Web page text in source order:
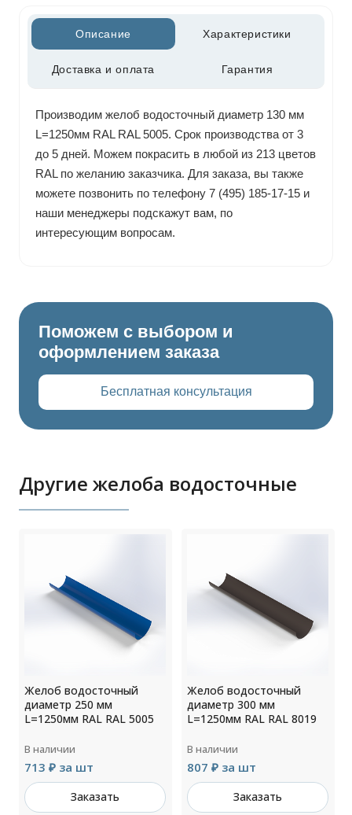
Описание Характеристики
Доставка и оплата Гарантия
Производим желоб водосточный диаметр 130 мм
L=1250мм RAL RAL 5005. Срок производства от 3
до 5 дней. Можем покрасить в любой из 213 цветов
RAL по желанию заказчика. Для заказа, вы также
можете позвонить по телефону 7 (495) 185-17-15 и
наши менеджеры подскажут вам, по
интересующим вопросам.
Поможем с выбором и
оформлением заказа
Бесплатная консультация
Другие желоба водосточные
Желоб водосточный
диаметр 250 мм
L=1250мм RAL RAL 5005
В наличии
713 ₽ за шт
Заказать
Желоб водосточный
диаметр 300 мм
L=1250мм RAL RAL 8019
В наличии
807 ₽ за шт
Заказать